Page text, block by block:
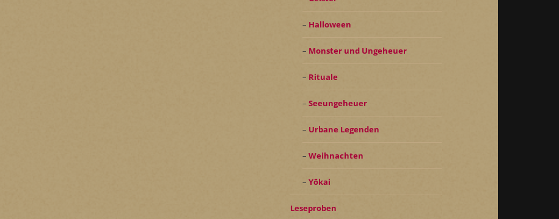
Halloween
Monster und Ungeheuer
Rituale
Seeungeheuer
Urbane Legenden
Weihnachten
Yōkai
Leseproben